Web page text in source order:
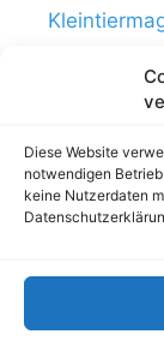
Diese Website
notwendigen
keine Nutzerdaten